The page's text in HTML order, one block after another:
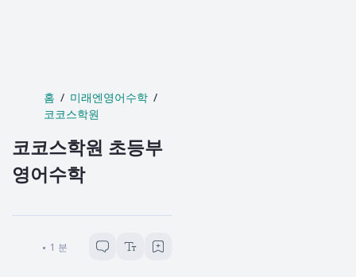
홈
미래엔영어수학
코코스학원
코코스학원 초등부
영어수학
리카수니
1 분 소요